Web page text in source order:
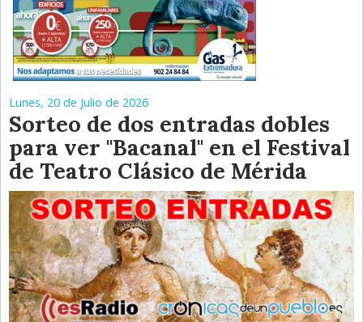
Lunes, 20 de Julio de 2026
Sorteo de dos entradas dobles
para ver "Bacanal" en el Festival
de Teatro Clásico de Mérida